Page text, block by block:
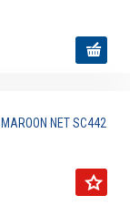
NET SC442